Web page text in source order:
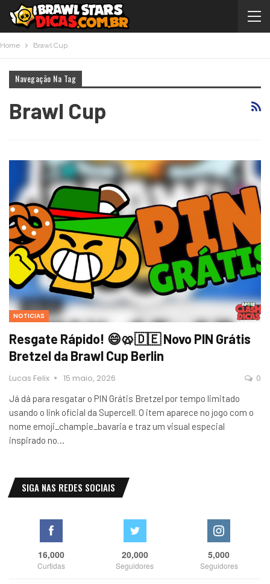
Home Brawl Cup
Navegação Na Tag
Brawl Cup
NOTICIAS
Resgate Rápido! 😄🥨🇩🇪 Novo PIN Grátis
Bretzel da Brawl Cup Berlin
Lucas Felix 15 maio, 2026 0
Já dá para resgatar o PIN Grátis Bretzel por tempo limitado
usando o link oficial da Supercell. O item aparece no jogo com o
nome emoji_champie_bavaria e traz um visual especial
inspirado no…
SIGA NAS REDES SOCIAIS
16,000
Curtidas
20,000
Seguidores
5,000
Seguidores